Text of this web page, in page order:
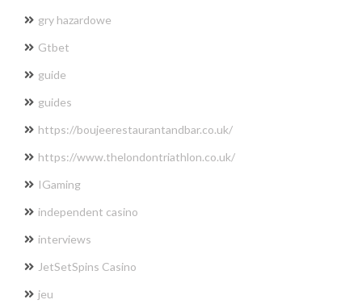
gry hazardowe
Gtbet
guide
guides
https://boujeerestaurantandbar.co.uk/
https://www.thelondontriathlon.co.uk/
IGaming
independent casino
interviews
JetSetSpins Casino
jeu